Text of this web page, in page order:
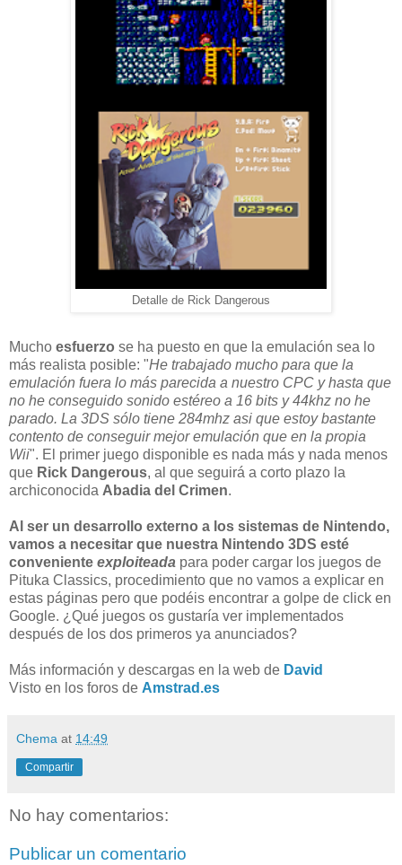
Detalle de Rick Dangerous
Mucho esfuerzo se ha puesto en que la emulación sea lo
más realista posible: "He trabajado mucho para que la
emulación fuera lo más parecida a nuestro CPC y hasta que
no he conseguido sonido estéreo a 16 bits y 44khz no he
parado. La 3DS sólo tiene 284mhz asi que estoy bastante
contento de conseguir mejor emulación que en la propia
Wii". El primer juego disponible es nada más y nada menos
que Rick Dangerous, al que seguirá a corto plazo la
archiconocida Abadia del Crimen.
Al ser un desarrollo externo a los sistemas de Nintendo,
vamos a necesitar que nuestra Nintendo 3DS esté
conveniente exploiteada para poder cargar los juegos de
Pituka Classics, procedimiento que no vamos a explicar en
estas páginas pero que podéis encontrar a golpe de click en
Google. ¿Qué juegos os gustaría ver implementados
después de los dos primeros ya anunciados?
Más información y descargas en la web de David
Visto en los foros de Amstrad.es
Chema at 14:49
Compartir
No hay comentarios:
Publicar un comentario